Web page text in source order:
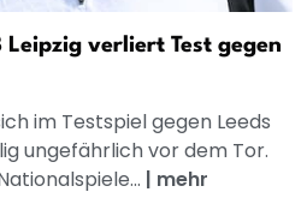
Leipzig verliert Test gegen
im Testspiel gegen Leeds
ungefährlich vor dem Tor.
| mehr